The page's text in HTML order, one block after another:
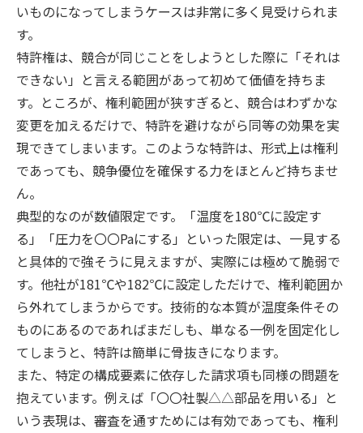
いものになってしまうケースは非常に多く見受けられま
す。
特許権は、競合が同じことをしようとした際に「それは
できない」と言える範囲があって初めて価値を持ちま
す。ところが、権利範囲が狭すぎると、競合はわずかな
変更を加えるだけで、特許を避けながら同等の効果を実
現できてしまいます。このような特許は、形式上は権利
であっても、競争優位を確保する力をほとんど持ちませ
ん。
典型的なのが数値限定です。「温度を180℃に設定す
る」「圧力を〇〇Paにする」といった限定は、一見する
と具体的で強そうに見えますが、実際には極めて脆弱で
す。他社が181℃や182℃に設定しただけで、権利範囲か
ら外れてしまうからです。技術的な本質が温度条件その
ものにあるのであればまだしも、単なる一例を固定化し
てしまうと、特許は簡単に骨抜きになります。
また、特定の構成要素に依存した請求項も同様の問題を
抱えています。例えば「〇〇社製△△部品を用いる」と
いう表現は、審査を通すためには有効であっても、権利